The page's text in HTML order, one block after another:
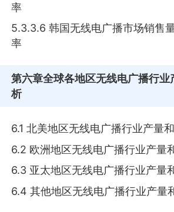
率
5.3.3.6 韩国无线电广播市场销售
率
第六章全球各地区无线电广播行业
析
6.1 北美地区无线电广播行业产量
6.2 欧洲地区无线电广播行业产量
6.3 亚太地区无线电广播行业产量
6.4 其他地区无线电广播行业产量